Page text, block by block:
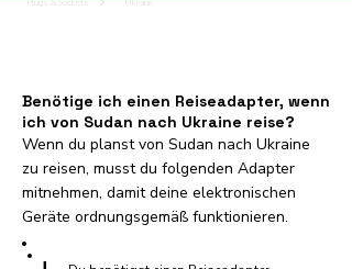
Benötige ich einen Reiseadapter, wenn
ich von Sudan nach Ukraine reise?
Wenn du planst von Sudan nach Ukraine
zu reisen, musst du folgenden Adapter
mitnehmen, damit deine elektronischen
Geräte ordnungsgemäß funktionieren.